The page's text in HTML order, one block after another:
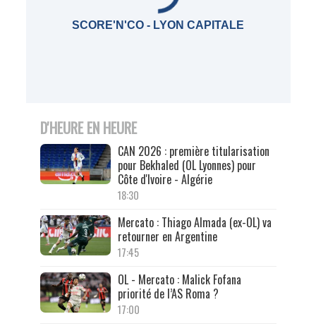
SCORE'N'CO - LYON CAPITALE
D'HEURE EN HEURE
CAN 2026 : première titularisation
pour Bekhaled (OL Lyonnes) pour
Côte d'Ivoire - Algérie
18:30
Mercato : Thiago Almada (ex-OL) va
retourner en Argentine
17:45
OL - Mercato : Malick Fofana
priorité de l’AS Roma ?
17:00